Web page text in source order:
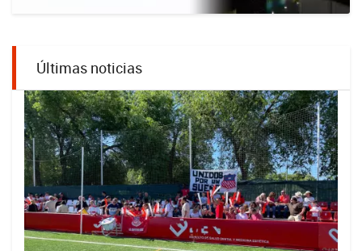
Últimas noticias